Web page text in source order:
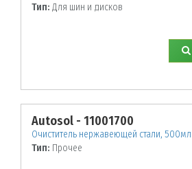
Тип: Для шин и дисков
Autosol - 11001700
Очиститель нержавеющей стали, 500мл
Тип: Прочее